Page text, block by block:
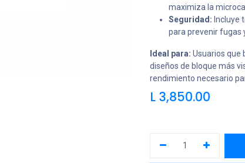
maximiza la
Seguridad: Incluye
para prevenir fugas
Ideal para: Usuarios que
diseños de bloque más
rendimiento necesario
L 3,850.00